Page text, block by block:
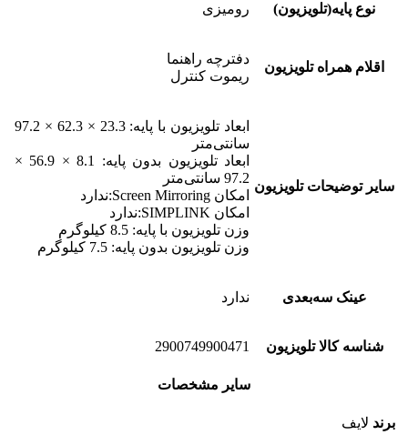
نوع پایه(تلویزیون) رومیزی
اقلام همراه تلویزیون
دفترچه راهنما
ریموت کنترل
سایر توضیحات تلویزیون
ابعاد تلویزیون با پایه: 23.3 × 62.3 × 97.2
سانتی‌متر
ابعاد تلویزیون بدون پایه: 8.1 × 56.9 ×
97.2 سانتی‌متر
امکان Screen Mirroring:ندارد
امکان SIMPLINK:ندارد
وزن تلویزیون با پایه: 8.5 کیلوگرم
وزن تلویزیون بدون پایه: 7.5 کیلوگرم
عینک سه‌بعدی ندارد
شناسه کالا تلویزیون 2900749900471
سایر مشخصات
برند لایف